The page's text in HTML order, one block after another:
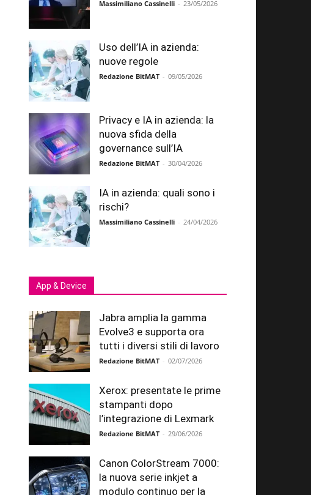
Massimiliano Cassinelli - 23/05/2026
Uso dell’IA in azienda:
nuove regole
Redazione BitMAT - 09/05/2026
Privacy e IA in azienda: la
nuova sfida della
governance sull’IA
Redazione BitMAT - 30/04/2026
IA in azienda: quali sono i
rischi?
Massimiliano Cassinelli - 24/04/2026
App & Device
Jabra amplia la gamma
Evolve3 e supporta ora
tutti i diversi stili di lavoro
Redazione BitMAT - 02/07/2026
Xerox: presentate le prime
stampanti dopo
l’integrazione di Lexmark
Redazione BitMAT - 29/06/2026
Canon ColorStream 7000:
la nuova serie inkjet a
modulo continuo per la